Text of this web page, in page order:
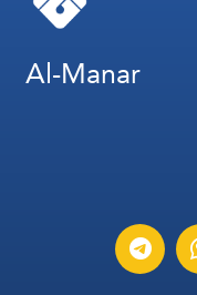
Al-Manar